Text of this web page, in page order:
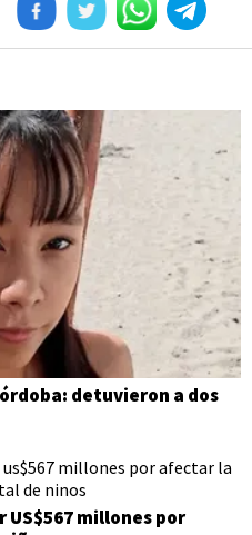
detuvieron a dos
US$567 millones por